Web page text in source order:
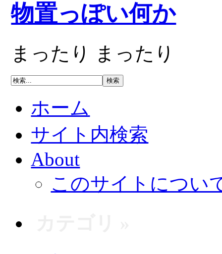
物置っぽい何か
まったり まったり
ホーム
サイト内検索
About
このサイトについ